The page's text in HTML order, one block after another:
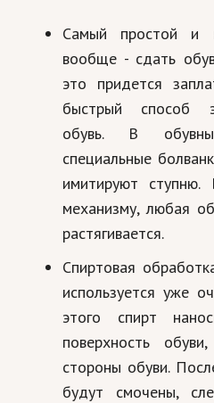
Дом и сад
Недвижимость
Спорт и фитнес
Психология и
Творчество и
Разное
Работа и бизнес
Животные
Еда и напитки
Праздники и подарки
Кинематограф
Самый простой и
вообще - сдать
это придется
быстрый способ
обувь. В
специальные
имитируют ступню.
механизму, любая
растягивается.
Спиртовая
используется уже
этого спирт
поверхность
стороны обуви.
будут смочены,